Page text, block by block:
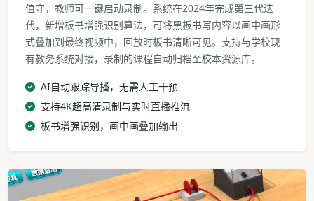
值守，教师可一键启动录制。系统在2024年完成第三代迭
代，新增板书增强识别算法，可将黑板书写内容以画中画形
式叠加到最终视频中，回放时板书清晰可见。支持与学校现
有教务系统对接，录制的课程自动归档至校本资源库。
AI自动跟踪导播，无需人工干预
支持4K超高清录制与实时直播推流
板书增强识别，画中画叠加输出